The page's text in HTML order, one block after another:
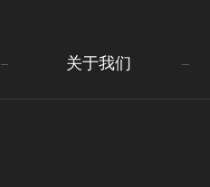
关于我们